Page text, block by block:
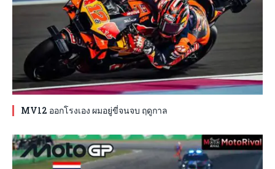
MV12 ออกโรงเอง ผมอยู่ขี่จนจบ ฤดูกาล